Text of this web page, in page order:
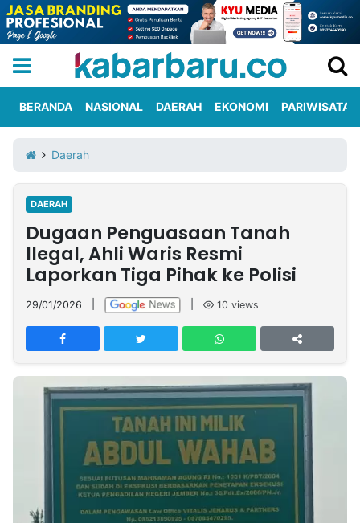
Iklan
Berita
Kami
Nasional
International
Olahraga
Entertainment
Daerah
Pariwisata
Kuliner
Kolom
Network
PT
TREETAN
INDONESIA
Dinamikapost.com
Seedbacklink
BERANDA NASIONAL DAERAH EKONOMI PARIWISATA
Daerah
DAERAH
Dugaan Penguasaan Tanah
Ilegal, Ahli Waris Resmi
Laporkan Tiga Pihak ke Polisi
29/01/2026 10 views